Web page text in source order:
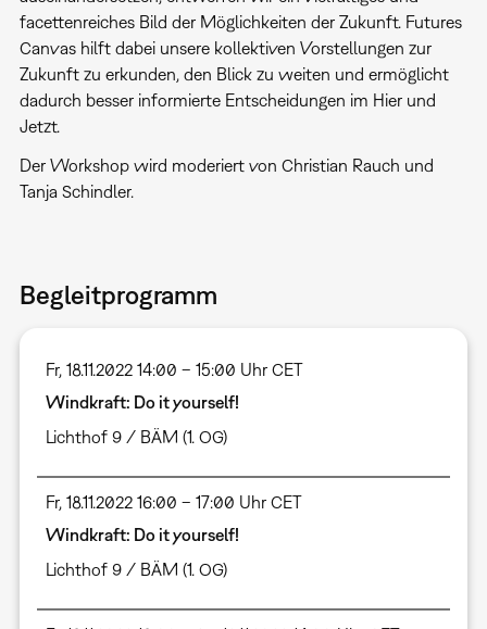
facettenreiches Bild der Möglichkeiten der Zukunft. Futures
Canvas hilft dabei unsere kollektiven Vorstellungen zur
Zukunft zu erkunden, den Blick zu weiten und ermöglicht
dadurch besser informierte Entscheidungen im Hier und
Jetzt.
Der Workshop wird moderiert von Christian Rauch und
Tanja Schindler.
Begleitprogramm
Fr, 18.11.2022 14:00 – 15:00 Uhr CET
Windkraft: Do it yourself!
Lichthof 9 / BÄM (1. OG)
Fr, 18.11.2022 16:00 – 17:00 Uhr CET
Windkraft: Do it yourself!
Lichthof 9 / BÄM (1. OG)